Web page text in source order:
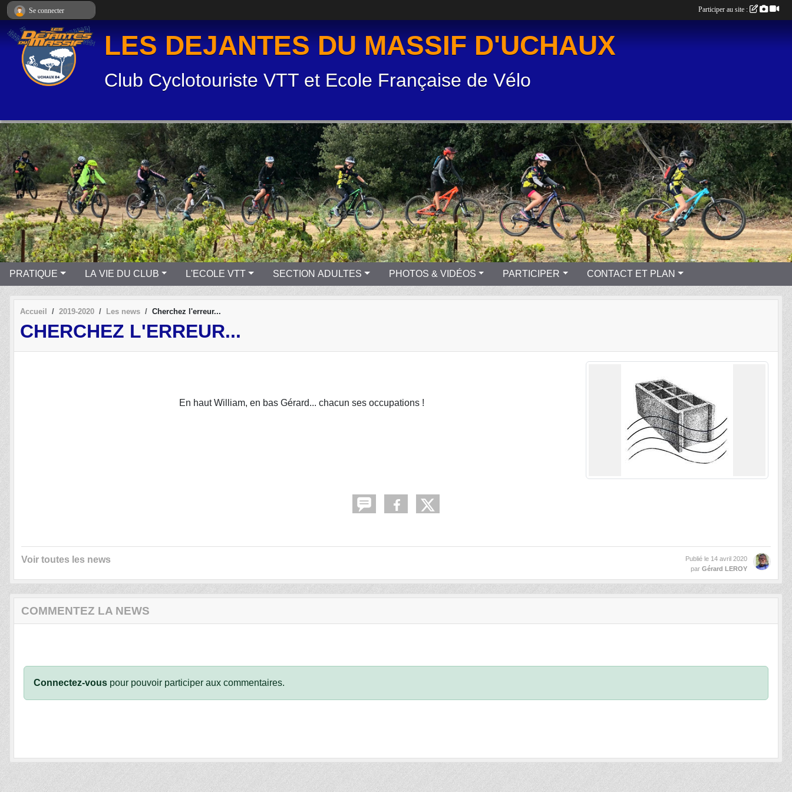
LES DEJANTES DU MASSIF D'UCHAUX
Club Cyclotouriste VTT et Ecole Française de Vélo
PRATIQUE LA VIE DU CLUB L'ECOLE VTT SECTION ADULTES PHOTOS & VIDÉOS PARTICIPER CONTACT ET PLAN
Accueil 2019-2020 Les news Cherchez l'erreur...
CHERCHEZ L'ERREUR...
En haut William, en bas Gérard... chacun ses occupations !
Voir toutes les news Publié le 14 avril 2020
par Gérard LEROY
COMMENTEZ LA NEWS
Connectez-vous pour pouvoir participer aux commentaires.
Se connecter Participer au site :
Panneau de gestion des cookies